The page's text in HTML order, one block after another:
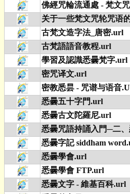
佛經咒輪流通處 - 梵文
关于一些梵文咒轮咒语
古梵文造字法_唐密.url
古梵語語音教程.url
學習及認識悉曇梵字.url
密咒译文.url
密教悉昙 - 咒谱与语音
悉曇五十字門.url
悉曇古文陀羅尼.url
悉曇咒語持誦入門─二
悉曇字記 siddham
悉曇學會.url
悉曇學會 FTP.url
悉曇文字 - 維基百科.url